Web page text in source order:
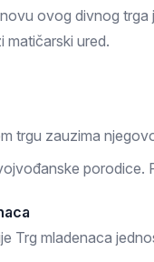
ovog divnog
matičarski ured.
trgu zauzima
Trg mladenaca